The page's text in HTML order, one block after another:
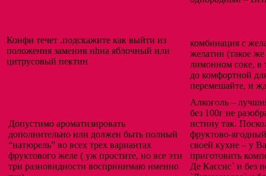
Конфи течет .подскажите как выйти из
положения заменив нhна яблочный или
цитрусовый пектин
комбинация с
желатин (такое
лимонном соке, в
до комфортной
перемешайте, и
Допустимо ароматизировать
дополнительно или должен быть полный
“натюрель” во всех трех вариантах
фруктового желе ( уж простите, но все эти
три разновидности воспринимаю именно
Алкоголь –
без 100г не
истину так.
фруктово-
своей кухне – у
приготовить
Де Кассис` и без